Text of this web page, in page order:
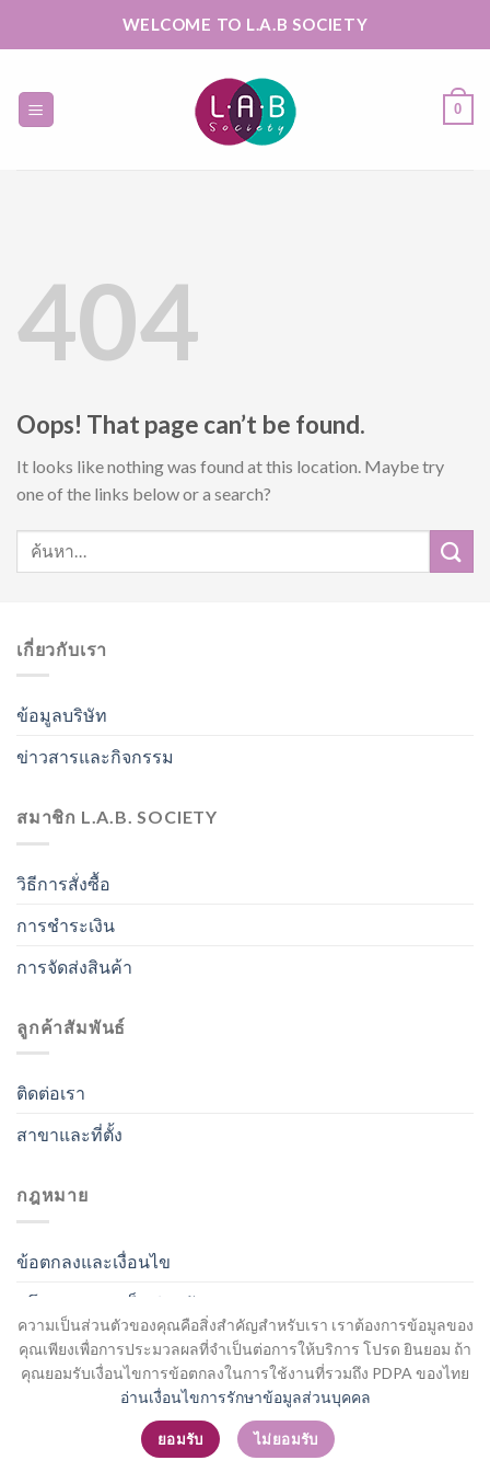
ความเป็นส่วนตัวของคุณคือสิ่งสำคัญสำหรับเรา เราต้องการข้อมูลของ
คุณเพียงเพื่อการประมวลผลที่จำเป็นต่อการให้บริการ โปรด ยินยอม ถ้า
คุณยอมรับเงื่อนไขการข้อตกลงในการใช้งานที่รวมถึง PDPA ของไทย
อ่านเงื่อนไขการรักษาข้อมูลส่วนบุคคล
ยอมรับ ไม่ยอมรับ
WELCOME TO L.A.B SOCIETY
0
404
Oops! That page can’t be found.
It looks like nothing was found at this location. Maybe try
one of the links below or a search?
เกี่ยวกับเรา
ข้อมูลบริษัท
ข่าวสารและกิจกรรม
สมาชิก L.A.B. SOCIETY
วิธีการสั่งซื้อ
การชำระเงิน
การจัดส่งสินค้า
ลูกค้าสัมพันธ์
ติดต่อเรา
สาขาและที่ตั้ง
กฎหมาย
ข้อตกลงและเงื่อนไข
นโยบายความเป็นส่วนตัว
สมัครสมาชิก / เข้าสู่ระบบ
Copyright 2026 ©Flatsome Theme